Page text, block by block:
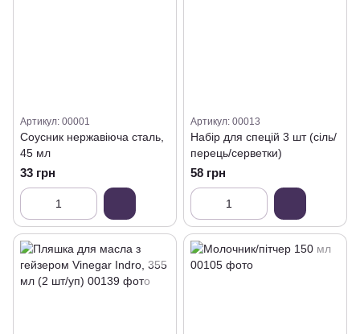
Артикул: 00001
Соусник нержавіюча сталь,
45 мл
33 грн
Артикул: 00013
Набір для спецій 3 шт (сіль/
перець/серветки)
58 грн